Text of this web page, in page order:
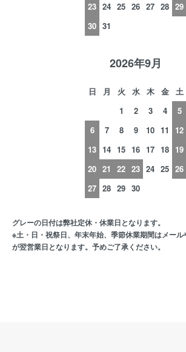
23 24 25 26 27 28 29
30 31
2026年9月
日 月 火 水 木 金
土
1
2 3 4
5
6
7 8 9 10 11
12
13 14 15 16 17 18 19
20 21 22 23 24 25 26
27 28 29 30
グレーの日付は弊社定休・休業日となります。
※土・日・祝祭日、年末年始、季節休業期間はメー
が翌営業日となります。予めご了承ください。